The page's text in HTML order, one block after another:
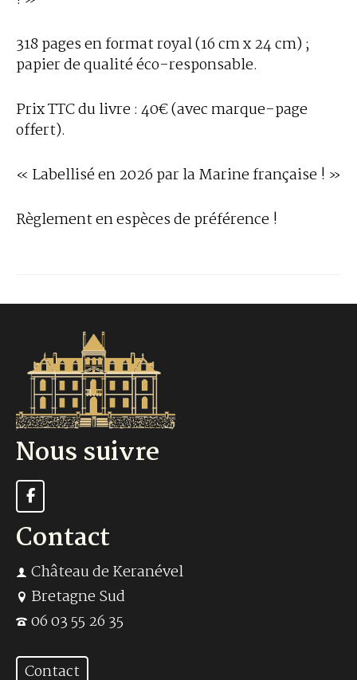
318 pages en format royal (16 cm x 24 cm) ;
papier de qualité éco-responsable.
Prix TTC du livre : 40€ (avec marque-page
offert).
« Labellisé en 2026 par la Marine française ! »
Règlement en espèces de préférence !
Nous suivre
Contact
Château de Keranével
Bretagne Sud
06 03 55 26 35
Contact